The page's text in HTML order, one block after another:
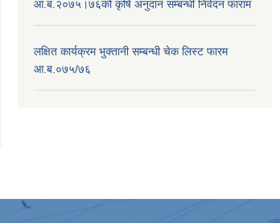
आ.ब.२०७५।७६को कृषि अनुदान सम्बन्धी निवेदन फाराम
लक्षित कार्यक्रम भुक्तानी सम्बन्धी चेक लिस्ट फारम
आ.ब.०७५/७६